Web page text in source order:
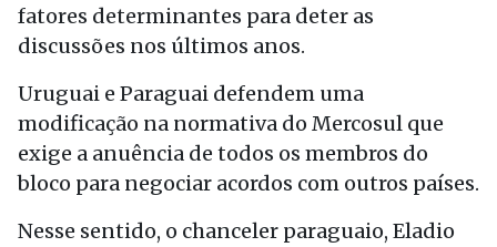
fatores determinantes para deter as
discussões nos últimos anos.
Uruguai e Paraguai defendem uma
modificação na normativa do Mercosul que
exige a anuência de todos os membros do
bloco para negociar acordos com outros países.
Nesse sentido, o chanceler paraguaio, Eladio